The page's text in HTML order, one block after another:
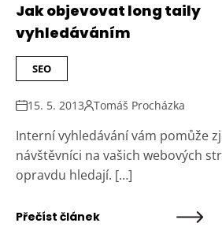
Jak objevovat long taily
vyhledáváním
SEO
15. 5. 2013 Tomáš Procházka
Interní vyhledávání vám pomůže
návštěvníci na vašich webových
opravdu hledají. […]
Přečíst článek